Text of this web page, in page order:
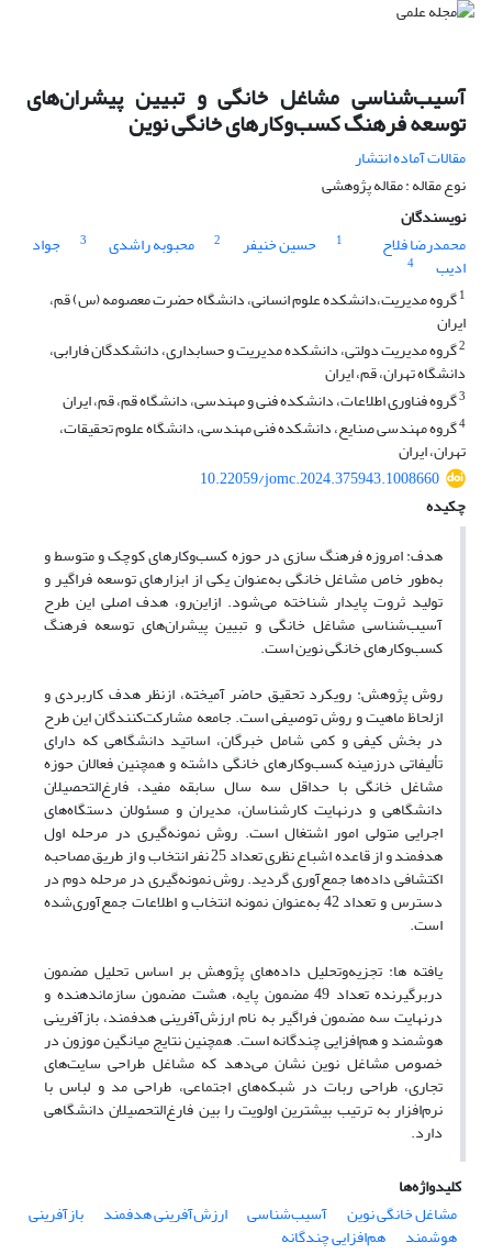
آسیب‌شناسی مشاغل خانگی و تبیین پیشران‌های
توسعه فرهنگ کسب‌وکارهای خانگی نوین
مقالات آماده انتشار
نوع مقاله : مقاله پژوهشی
نویسندگان
محمدرضا فلاح
1 حسین خنیفر 2 محبوبه راشدی 3 جواد
ادیب
4
1گروه مدیریت،دانشکده علوم انسانی، دانشگاه حضرت معصومه (س) قم،
ایران
2گروه مدیریت دولتی، دانشکده مدیریت و حسابداری، دانشکدگان فارابی،
دانشگاه تهران، قم، ایران
3گروه فناوری اطلاعات، دانشکده فنی و مهندسی، دانشگاه قم، قم، ایران
4گروه مهندسی صنایع، دانشکده فنی مهندسی، دانشگاه علوم تحقیقات،
تهران، ایران
10.22059/jomc.2024.375943.1008660
چکیده
هدف: امروزه فرهنگ سازی در حوزه کسب‌وکارهای کوچک و متوسط و
به‌طور خاص مشاغل خانگی به‌عنوان یکی از ابزارهای توسعه فراگیر و
تولید ثروت پایدار شناخته می‌شود. ازاین‌رو، هدف اصلی این طرح
آسیب‌شناسی مشاغل خانگی و تبیین پیشران‌های توسعه فرهنگ
کسب‌وکارهای خانگی نوین است.
روش پژوهش: رویکرد تحقیق حاضر آمیخته، ازنظر هدف کاربردی و
ازلحاظ ماهیت و روش توصیفی است. جامعه مشارکت‌کنندگان این طرح
در بخش کیفی و کمی شامل خبرگان، اساتید دانشگاهی که دارای
تألیفاتی درزمینه کسب‌وکارهای خانگی داشته و همچنین فعالان حوزه
مشاغل خانگی با حداقل سه سال سابقه مفید، فارغ‌التحصیلان
دانشگاهی و درنهایت کارشناسان، مدیران و مسئولان دستگاه‌های
اجرایی متولی امور اشتغال است. روش نمونه‌گیری در مرحله اول
هدفمند و از قاعده اشباع نظری تعداد 25 نفر انتخاب و از طریق مصاحبه
اکتشافی داده‌ها جمع‌آوری گردید. روش نمونه‌گیری در مرحله دوم در
دسترس و تعداد 42 به‌عنوان نمونه انتخاب و اطلاعات جمع‌آوری‌شده
است.
یافته ها: تجزیه‌وتحلیل داده‌های پژوهش بر اساس تحلیل مضمون
دربرگیرنده تعداد 49 مضمون پایه، هشت مضمون سازماندهنده و
درنهایت سه مضمون فراگیر به نام ارزش‌آفرینی هدفمند، بازآفرینی
هوشمند و هم‌افزایی چندگانه است. همچنین نتایج میانگین موزون در
خصوص مشاغل نوین نشان می‌دهد که مشاغل طراحی سایت‌های
تجاری، طراحی ربات در شبکه‌های اجتماعی، طراحی مد و لباس با
نرم‌افزار به ترتیب بیشترین اولویت را بین فارغ‌التحصیلان دانشگاهی
دارد.
کلیدواژه‌ها
مشاغل خانگی نوین
آسیب‌شناسی ارزش‌آفرینی هدفمند بازآفرینی
هوشمند
هم‌افزایی چندگانه